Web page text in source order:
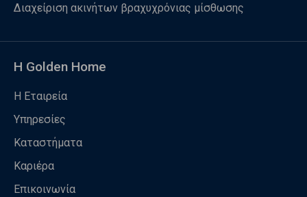
Διαχείριση ακινήτων βραχυχρόνιας μίσθωσης
Η Golden Home
Η Εταιρεία
Υπηρεσίες
Καταστήματα
Καριέρα
Επικοινωνία